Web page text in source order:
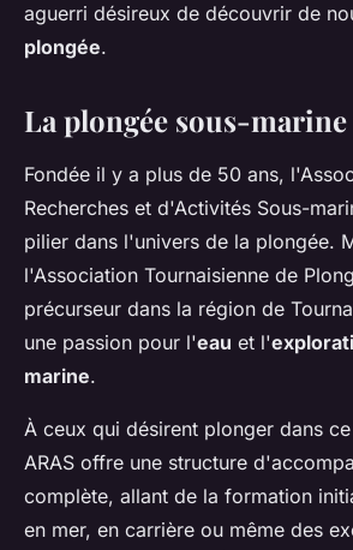
aguerri désireux de découvrir de
plongée.
La plongée sous-marine
Fondée il y a plus de 50 ans,
Recherches et d'Activités Sous-
pilier dans l'univers de la plongée.
l'Association Tournaisienne de
précurseur dans la région de
une passion pour l'eau et l'
marine.
À ceux qui désirent plonger dans
ARAS offre une structure
complète, allant de la formation
en mer, en carrière ou même des